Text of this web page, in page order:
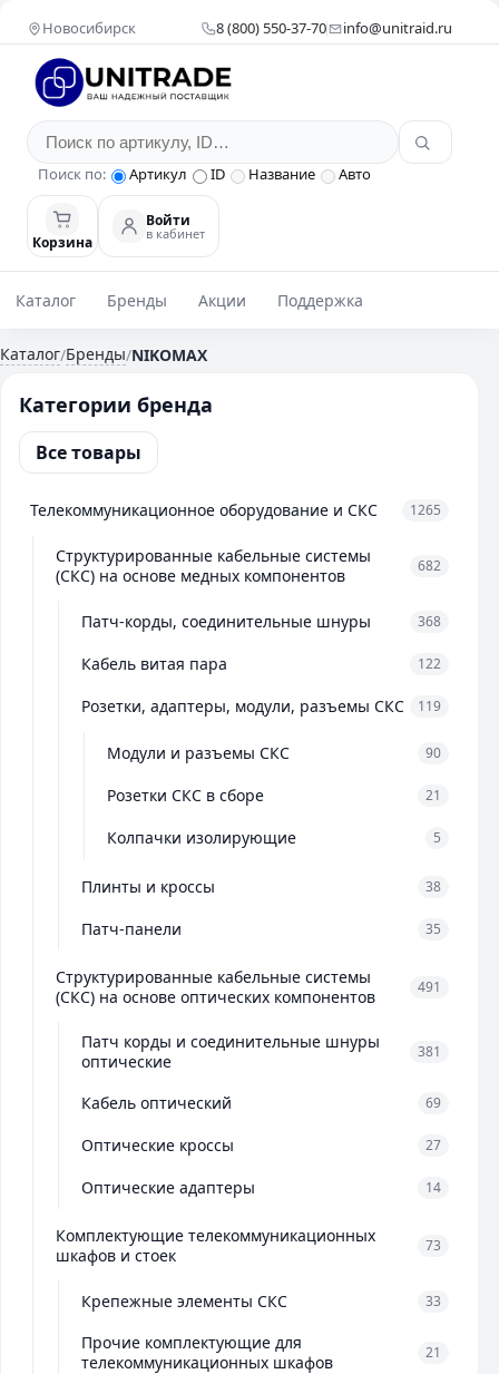
Новосибирск 8 (800) 550-37-70 info@unitraid.ru
Поиск по: Артикул ID Название Авто
Корзина
Войти
в кабинет
Каталог Бренды Акции Поддержка
Каталог/Бренды/NIKOMAX
Категории бренда
Все товары
Телекоммуникационное оборудование и СКС 1265
Структурированные кабельные системы
(СКС) на основе медных компонентов
682
Патч-корды, соединительные шнуры 368
Кабель витая пара 122
Розетки, адаптеры, модули, разъемы СКС 119
Модули и разъемы СКС 90
Розетки СКС в сборе 21
Колпачки изолирующие 5
Плинты и кроссы 38
Патч-панели 35
Структурированные кабельные системы
(СКС) на основе оптических компонентов
491
Патч корды и соединительные шнуры
оптические
381
Кабель оптический 69
Оптические кроссы 27
Оптические адаптеры 14
Комплектующие телекоммуникационных
шкафов и стоек
73
Крепежные элементы СКС 33
Прочие комплектующие для
телекоммуникационных шкафов
21